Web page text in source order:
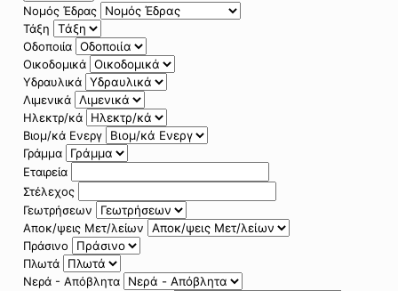
Νομός Έδρας
Τάξη
Οδοποιία
Οικοδομικά
Υδραυλικά
Λιμενικά
Ηλεκτρ/κά
Βιομ/κά Ενεργ
Γράμμα
Εταιρεία
Στέλεχος
Γεωτρήσεων
Αποκ/ψεις Μετ/λείων
Πράσινο
Πλωτά
Νερά - Απόβλητα